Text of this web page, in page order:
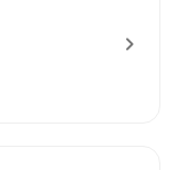
chevron_right